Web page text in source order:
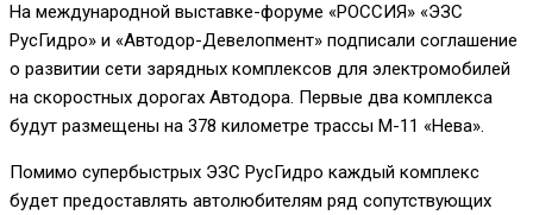
На международной выставке-форуме «РОССИЯ» «ЭЗС
РусГидро» и «Автодор-Девелопмент» подписали соглашение
о развитии сети зарядных комплексов для электромобилей
на скоростных дорогах Автодора. Первые два комплекса
будут размещены на 378 километре трассы М-11 «Нева».
Помимо супербыстрых ЭЗС РусГидро каждый комплекс
будет предоставлять автолюбителям ряд сопутствующих